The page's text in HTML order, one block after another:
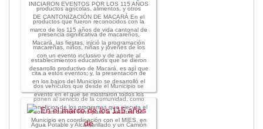
productos agrícolas, alimentos, y otros
productos que fueron reconocidos con la
presencia significativa de macareños,
macareñas, niños, niñas y jóvenes de los
establecimientos educativos que se dieron
cita a estos eventos; y, la presentación de
dos vehículos que desde el Municipio se
ponen al servicio de la comunidad, como
son: un camión Hino para la Jefatura de
Agua Potable y Alcantarillado y un Camión
INICIARON EVENTOS POR LOS 115 AÑOS
DE CANTONIZACIÓN DE MACARÁ En el
marco de los 115 años de vida cantonal de
Macará, las fiestas, inició la programación
con un evento inclusivo y de aporte al
desarrollo productivo de Macará, es así que
en los bajos del Municipio se desarrolló el
evento en el que se mostraron todos los
beneficios de los programas que ejecuta el
Municipio en coordinación con el MIES, en
2019
2018
2017
2016
Protección de Derechos
Empresa Pública de Vivienda
2021